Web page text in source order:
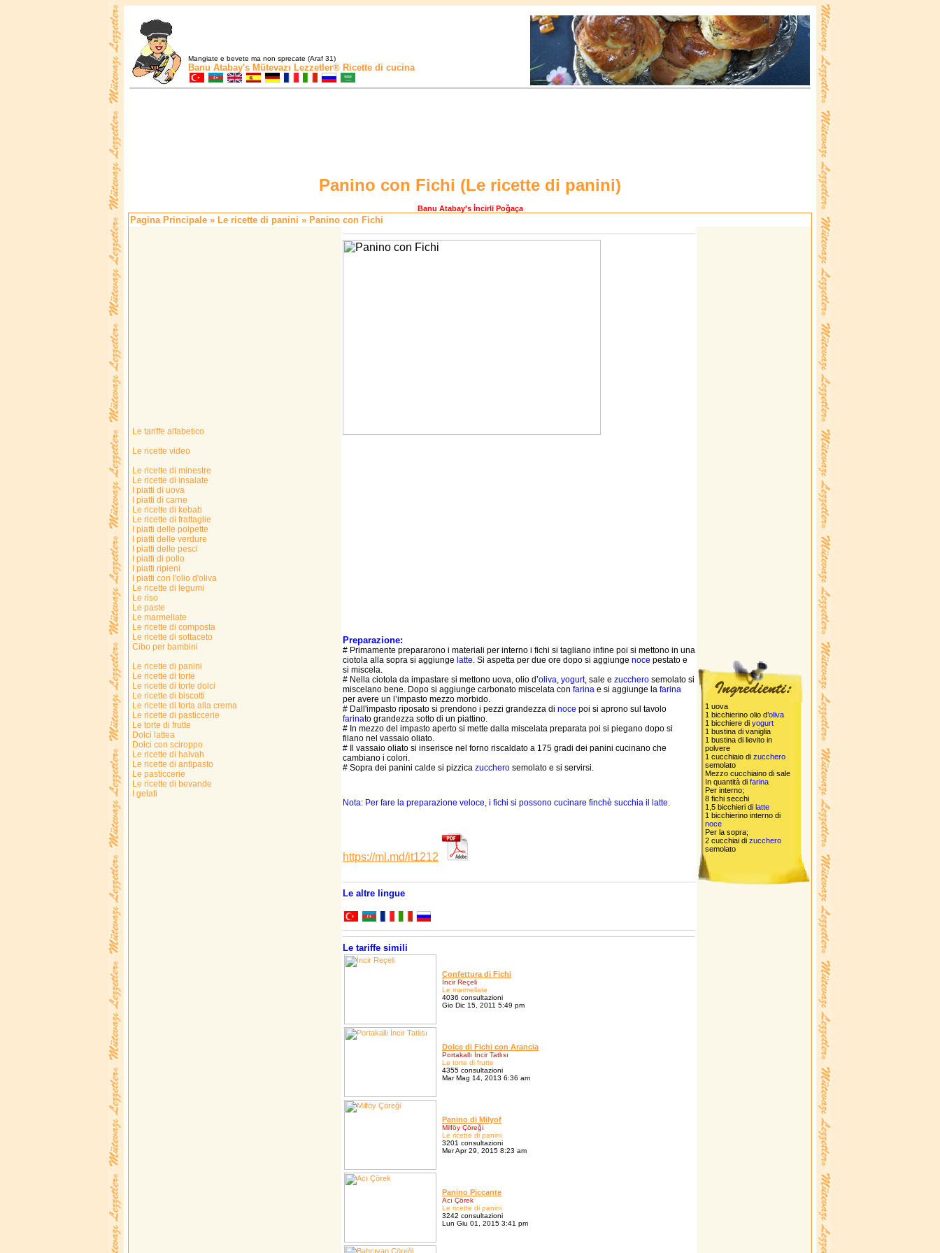
Mangiate e bevete ma non sprecate (Araf 31)
Banu Atabay's Mütevazı Lezzetler® Ricette di cucina
Panino con Fichi (Le ricette di panini)
Banu Atabay's İncirli Poğaça
Pagina Principale » Le ricette di panini » Panino con Fichi
Le tariffe alfabetico
Le ricette video
Le ricette di minestre
Le ricette di insalate
I piatti di uova
I piatti di carne
Le ricette di kebab
Le ricette di frattaglie
I piatti delle polpette
I piatti delle verdure
I piatti delle pesci
I piatti di pollo
I piatti ripieni
I piatti con l'olio d'oliva
Le ricette di legumi
Le riso
Le paste
Le marmellate
Le ricette di composta
Le ricette di sottaceto
Cibo per bambini
Le ricette di panini
Le ricette di torte
Le ricette di torte dolci
Le ricette di biscotti
Le ricette di torta alla crema
Le ricette di pasticcerie
Le torte di frutte
Dolci lattea
Dolci con sciroppo
Le ricette di halvah
Le ricette di antipasto
Le pasticcerie
Le ricette di bevande
I gelati
Preparazione:
# Primamente prepararono i materiali per interno i fichi si tagliano infine poi si mettono in una
ciotola alla sopra si aggiunge latte. Si aspetta per due ore dopo si aggiunge noce pestato e
si miscela.
# Nella ciotola da impastare si mettono uova, olio d’oliva, yogurt, sale e zucchero semolato si
miscelano bene. Dopo si aggiunge carbonato miscelata con farina e si aggiunge la farina
per avere un l’impasto mezzo morbido.
# Dall'impasto riposato si prendono i pezzi grandezza di noce poi si aprono sul tavolo
farinato grandezza sotto di un piattino.
# In mezzo del impasto aperto si mette dalla miscelata preparata poi si piegano dopo si
filano nel vassaio oliato.
# Il vassaio oliato si inserisce nel forno riscaldato a 175 gradi dei panini cucinano che
cambiano i colori.
# Sopra dei panini calde si pizzica zucchero semolato e si servirsi.
Nota: Per fare la preparazione veloce, i fichi si possono cucinare finchè succhia il latte.
https://ml.md/it1212
Le altre lingue
Le tariffe simili
Confettura di Fichi
İncir Reçeli
Le marmellate
4036 consultazioni
Gio Dic 15, 2011 5:49 pm
Dolce di Fichi con Arancia
Portakallı İncir Tatlısı
Le torte di frutte
4355 consultazioni
Mar Mag 14, 2013 6:36 am
Panino di Milyof
Milföy Çöreği
Le ricette di panini
3201 consultazioni
Mer Apr 29, 2015 8:23 am
Panino Piccante
Acı Çörek
Le ricette di panini
3242 consultazioni
Lun Giu 01, 2015 3:41 pm
1 uova
1 bicchierino olio d’oliva
1 bicchiere di yogurt
1 bustina di vaniglia
1 bustina di lievito in
polvere
1 cucchiaio di zucchero
semolato
Mezzo cucchiaino di sale
In quantità di farina
Per interno;
8 fichi secchi
1,5 bicchieri di latte
1 bicchierino interno di
noce
Per la sopra;
2 cucchiai di zucchero
semolato